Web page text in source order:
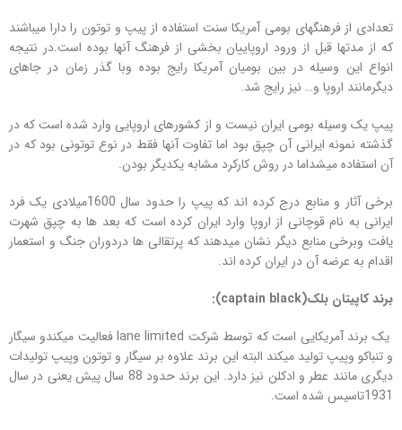
تعدادی از فرهنگهای بومی آمریکا سنت استفاده از پیپ و توتون را دارا میباشند
که از مدتها قبل از ورود اروپاییان بخشی از فرهنگ آنها بوده است.در نتیجه
انواع این وسیله در بین بومیان آمریکا رایج بوده وبا گذر زمان در جاهای
دیگرمانند اروپا و… نیز رایج شد.
پیپ یک وسیله بومی ایران نیست و از کشورهای اروپایی وارد شده است که در
گذشته نمونه ایرانی آن چپق بود اما تفاوت آنها فقط در نوع توتونی بود که در
آن استفاده میشداما در روش کارکرد مشابه یکدیگر بودن.
برخی آثار و منابع درج کرده اند که پیپ را حدود سال 1600میلادی یک فرد
ایرانی به نام قوچانی از اروپا وارد ایران کرده است که بعد ها به چپق شهرت
یافت وبرخی منابع دیگر نشان میدهند که پرتقالی ها دردوران جنگ و استعمار
اقدام به عرضه آن در ایران کرده اند.
برند کاپیتان بلک(captain black)
:
یک برند آمریکایی است که توسط شرکت lane limited فعالیت میکندو سیگار
و تنباکو وپیپ تولید میکند البته این برند علاوه بر سیگار و توتون وپیپ تولیدات
دیگری مانند عطر و ادکلن نیز دارد. این برند حدود 88 سال پیش یعنی در سال
1931تاسیس شده است.